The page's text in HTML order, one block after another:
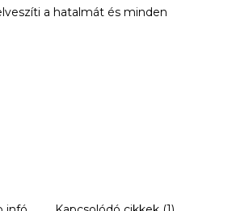
a hatalmát és minden